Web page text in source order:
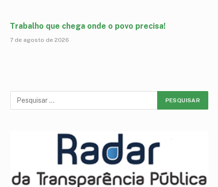
Trabalho que chega onde o povo precisa!
7 de agosto de 2026